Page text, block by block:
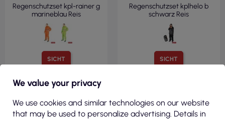
SICHT
Regenschutzset kpl-rainer g
marineblau Reis
SICHT
Regenschutzset kplhelo b
schwarz Reis
We value your privacy
We use cookies and similar technologies on our website
that may be used to personalize advertising. Details in